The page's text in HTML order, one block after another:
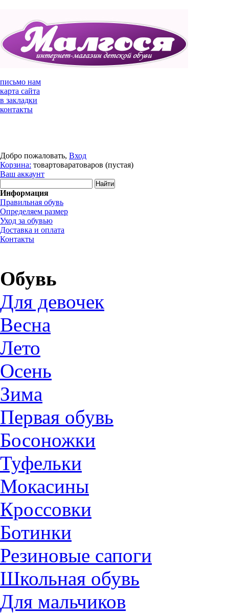
письмо нам
карта сайта
в закладки
контакты
Добро пожаловать, Вход
Корзина: товартоваратоваров (пустая)
Ваш аккаунт
Информация
Правильная обувь
Определяем размер
Уход за обувью
Доставка и оплата
Контакты
Обувь
Для девочек
Весна
Лето
Осень
Зима
Первая обувь
Босоножки
Туфельки
Мокасины
Кроссовки
Ботинки
Резиновые сапоги
Школьная обувь
Для мальчиков